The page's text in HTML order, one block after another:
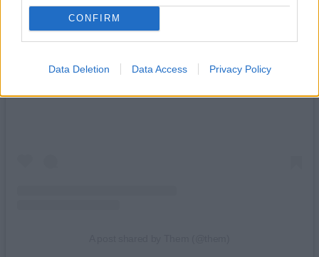
CONFIRM
Data Deletion Data Access Privacy Policy
View this post on Instagram